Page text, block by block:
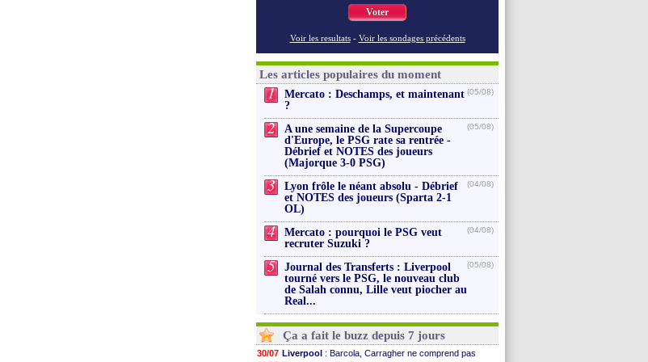
Voter
Voir les resultats - Voir les sondages précédents
Les articles populaires du moment
1
Mercato : Deschamps, et maintenant
?
(05/08)
2
A une semaine de la Supercoupe
d'Europe, le PSG rate sa rentrée -
Débrief et NOTES des joueurs
(Majorque 3-0 PSG)
(05/08)
3
Lyon frôle le néant absolu - Débrief
et NOTES des joueurs (Sparta 2-1
OL)
(04/08)
4
Mercato : pourquoi le PSG veut
recruter Suzuki ?
(04/08)
5
Journal des Transferts : Liverpool
tourné vers le PSG, le nouveau club
de Salah connu, Lille veut piocher au
Real...
(05/08)
Ça a fait le buzz depuis 7 jours
30/07 Liverpool : Barcola, Carragher ne comprend pas